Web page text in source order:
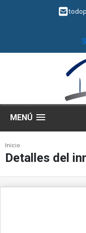
MENÚ
Inicio
Detalles del